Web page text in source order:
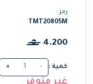
رمز :
TMT20805M
4.200
كمية : -
+
غير متوفر